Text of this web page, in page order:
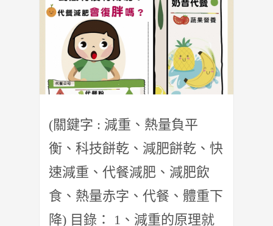
(關鍵字 : 減重、熱量負平
衡、科技餅乾、減肥餅乾、快
速減重、代餐減肥、減肥飲
食、熱量赤字、代餐、體重下
降) 目錄： 1、減重的原理就